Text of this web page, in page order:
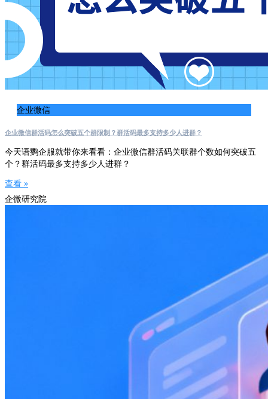
企业微信
企业微信群活码怎么突破五个群限制？群活码最多支持多少人进群？
今天语鹦企服就带你来看看：企业微信群活码关联群个数如何突破五
个？群活码最多支持多少人进群？
查看 »
企微研究院